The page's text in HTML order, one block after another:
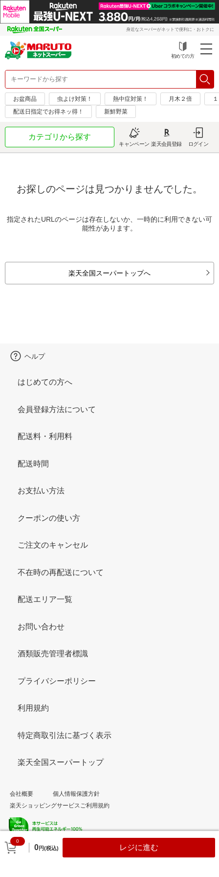
身近なスーパーがネットで便利に・おトクに
初めての方
お盆商品 虫よけ対策！ 熱中症対策！ 月木２倍
配送日指定でお得ネッ得！
新鮮野菜
カテゴリから探す
キャンペーン 楽天会員登録 ログイン
お探しのページは見つかりませんでした。
指定されたURLのページは存在しないか、一時的に利用できない可
能性があります。
楽天全国スーパートップへ
0
0円(税込) レジに進む
ヘルプ
はじめての方へ
会員登録方法について
配送料・利用料
配送時間
お支払い方法
クーポンの使い方
ご注文のキャンセル
不在時の再配送について
配送エリア一覧
お問い合わせ
酒類販売管理者標識
プライバシーポリシー
利用規約
特定商取引法に基づく表示
楽天全国スーパートップ
会社概要
個人情報保護方針
楽天ショッピングサービスご利用規約
© Rakuten Group, Inc.